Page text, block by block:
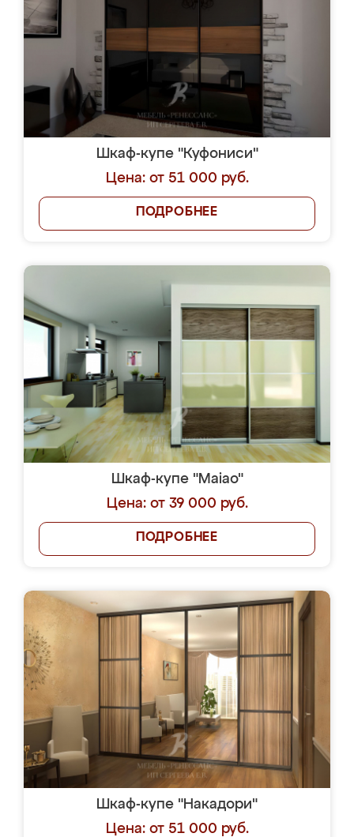
Шкаф-купе "Куфониси"
Цена: от 51 000 руб.
ПОДРОБНЕЕ
Шкаф-купе "Maiao"
Цена: от 39 000 руб.
ПОДРОБНЕЕ
Шкаф-купе "Накадори"
Цена: от 51 000 руб.